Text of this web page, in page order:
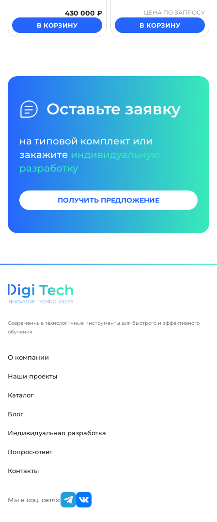
430 000 ₽
В КОРЗИНУ
биогазовой
установки"
ЦЕНА ПО ЗАПРОСУ
В КОРЗИНУ
Оставьте заявку
на типовой комплект или
закажите индивидуальную
разработку
ПОЛУЧИТЬ ПРЕДЛОЖЕНИЕ
Современные технологичные инструменты для быстрого и эффективного
обучения
О компании
Наши проекты
Каталог
Блог
Индивидуальная разработка
Вопрос-ответ
Контакты
Мы в соц. сетях: